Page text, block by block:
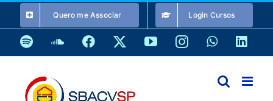
o
conteúdo
Quero me Associar Login Cursos
SpotifySoundCloud
Facebook YouTubeInstagramWhatsApp